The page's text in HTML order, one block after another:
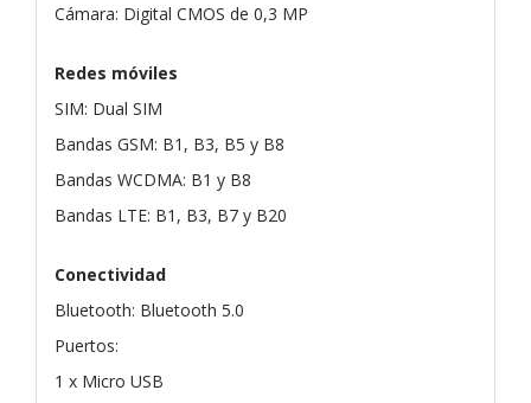
Cámara: Digital CMOS de 0,3 MP
Redes móviles
SIM: Dual SIM
Bandas GSM: B1, B3, B5 y B8
Bandas WCDMA: B1 y B8
Bandas LTE: B1, B3, B7 y B20
Conectividad
Bluetooth: Bluetooth 5.0
Puertos:
1 x Micro USB